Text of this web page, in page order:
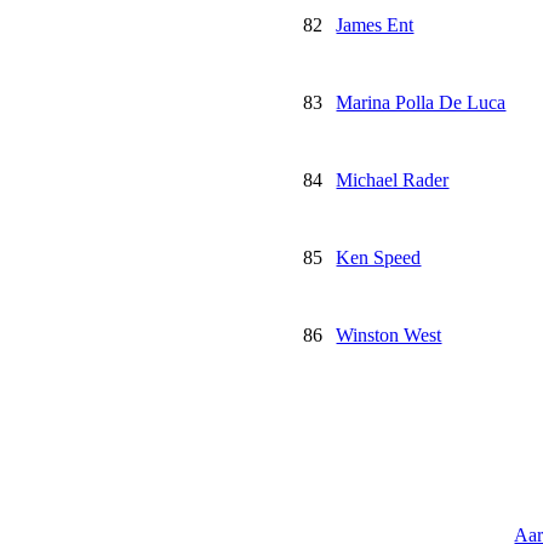
82 James Ent
83 Marina Polla De Luca
84 Michael Rader
85 Ken Speed
86 Winston West